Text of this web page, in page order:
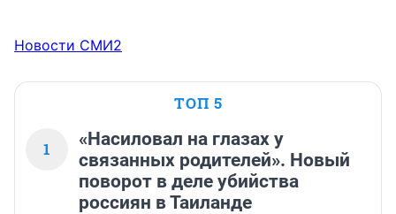
Новости СМИ2
ТОП 5
1
«Насиловал на глазах у
связанных родителей». Новый
поворот в деле убийства
россиян в Таиланде